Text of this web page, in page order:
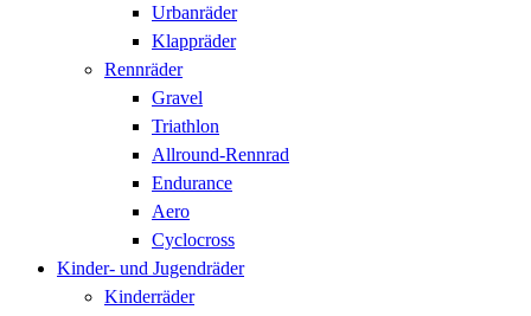
Urbanräder
Klappräder
Rennräder
Gravel
Triathlon
Allround-Rennrad
Endurance
Aero
Cyclocross
Kinder- und Jugendräder
Kinderräder